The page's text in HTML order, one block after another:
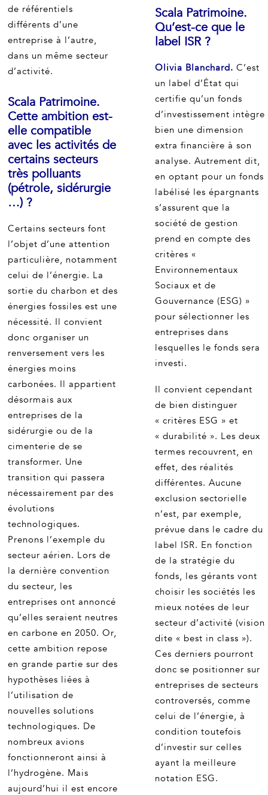
de référentiels
différents d’une
entreprise à l’autre,
dans un même secteur
d’activité.
Scala Patrimoine.
Cette ambition est-
elle compatible
avec les activités de
certains secteurs
très polluants
(pétrole, sidérurgie
…) ?
Certains secteurs font
l’objet d’une attention
particulière, notamment
celui de l’énergie. La
sortie du charbon et des
énergies fossiles est une
nécessité. Il convient
donc organiser un
renversement vers les
énergies moins
carbonées. Il appartient
désormais aux
entreprises de la
sidérurgie ou de la
cimenterie de se
transformer. Une
transition qui passera
nécessairement par des
évolutions
technologiques.
Prenons l’exemple du
secteur aérien. Lors de
la dernière convention
du secteur, les
entreprises ont annoncé
qu’elles seraient neutres
en carbone en 2050. Or,
cette ambition repose
en grande partie sur des
hypothèses liées à
l’utilisation de
nouvelles solutions
technologiques. De
nombreux avions
fonctionneront ainsi à
l’hydrogène. Mais
aujourd’hui il est encore
Scala Patrimoine.
Qu’est-ce que le
label ISR ?
Olivia Blanchard. C’est
un label d’État qui
certifie qu’un fonds
d’investissement intègre
bien une dimension
extra financière à son
analyse. Autrement dit,
en optant pour un fonds
labélisé les épargnants
s’assurent que la
société de gestion
prend en compte des
critères «
Environnementaux
Sociaux et de
Gouvernance (ESG) »
pour sélectionner les
entreprises dans
lesquelles le fonds sera
investi.
Il convient cependant
de bien distinguer
« critères ESG » et
« durabilité ». Les deux
termes recouvrent, en
effet, des réalités
différentes. Aucune
exclusion sectorielle
n’est, par exemple,
prévue dans le cadre du
label ISR. En fonction
de la stratégie du
fonds, les gérants vont
choisir les sociétés les
mieux notées de leur
secteur d’activité (vision
dite « best in class »).
Ces derniers pourront
donc se positionner sur
entreprises de secteurs
controversés, comme
celui de l’énergie, à
condition toutefois
d’investir sur celles
ayant la meilleure
notation ESG.